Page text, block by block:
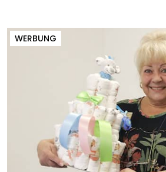
WERBUNG